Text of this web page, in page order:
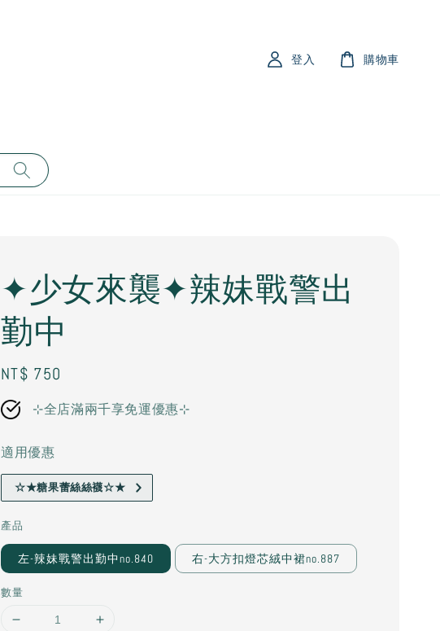
登入 購物車
✦少女來襲✦辣妹戰警出
勤中
Regular
price
NT$ 750
⊹全店滿兩千享免運優惠⊹
適用優惠
☆★糖果蕾絲絲襪☆★
產品
左-辣妹戰警出勤中no.840 右-大方扣燈芯絨中裙no.887
數量